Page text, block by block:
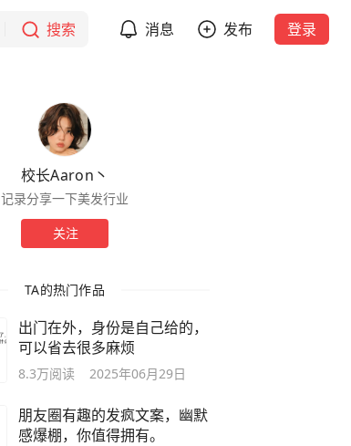
搜索 消息 发布 登录
校长Aaron丶
记录分享一下美发行业
关注
TA的热门作品
出门在外，身份是自己给的，
可以省去很多麻烦
8.3万阅读 2025年06月29日
朋友圈有趣的发疯文案，幽默
感爆棚，你值得拥有。